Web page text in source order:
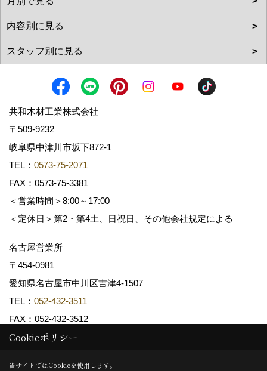
共和木材工業株式会社
〒509-9232
岐阜県中津川市坂下872‐1
TEL： 0573-75-2071
FAX：0573-75-3381
＜営業時間＞8:00～17:00
＜定休日＞第2・第4土、日祝日、その他会社規定による
名古屋営業所
〒454-0981
愛知県名古屋市中川区吉津4-1507
TEL： 052-432-3511
FAX：052-432-3512
Copyright (c) 共和木材工業株式会社. All Rights Reserved.
Cookieポリシー
当サイトではCookieを使用します。